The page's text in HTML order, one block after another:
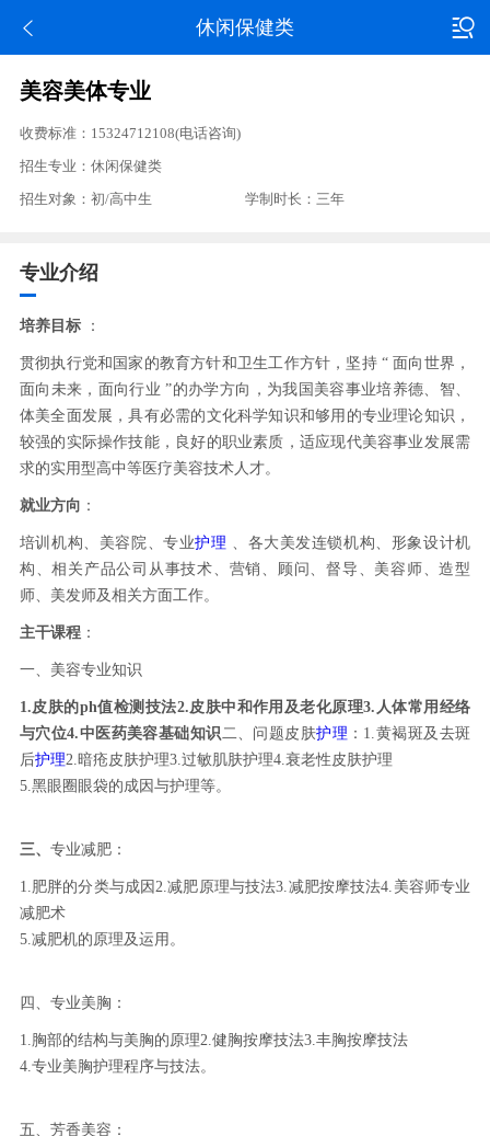
休闲保健类
美容美体专业
收费标准：15324712108(电话咨询)
招生专业：休闲保健类
招生对象：初/高中生
学制时长：三年
专业介绍
培养目标：
贯彻执行党和国家的教育方针和卫生工作方针，坚持 “ 面向世界，
面向未来，面向行业 ”的办学方向，为我国美容事业培养德、智、
体美全面发展，具有必需的文化科学知识和够用的专业理论知识，
较强的实际操作技能，良好的职业素质，适应现代美容事业发展需
求的实用型高中等医疗美容技术人才。
就业方向 ：
培训机构、美容院、专业护理 、各大美发连锁机构、形象设计机
构、相关产品公司从事技术、营销、顾问、督导、美容师、造型
师、美发师及相关方面工作。
主干课程：
一、美容专业知识
1.皮肤的ph值检测技法2.皮肤中和作用及老化原理3.人体常用经络
与穴位4.中医药美容基础知识二、问题皮肤护理 ：1.黄褐斑及去斑
后护理2.暗疮皮肤护理3.过敏肌肤护理4.衰老性皮肤护理
5.黑眼圈眼袋的成因与护理等。
三、 专业减肥：
1.肥胖的分类与成因2.减肥原理与技法3.减肥按摩技法4.美容师专业
减肥术
5.减肥机的原理及运用。
四、专业美胸：
1.胸部的结构与美胸的原理2.健胸按摩技法3.丰胸按摩技法
4.专业美胸护理程序与技法。
五、芳香美容：